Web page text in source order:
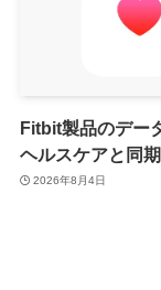
Fitbit製品のデー
ヘルスケアと同
2026年8月4日